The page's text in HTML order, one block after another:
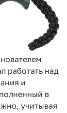
работать над
и
в
учитывая